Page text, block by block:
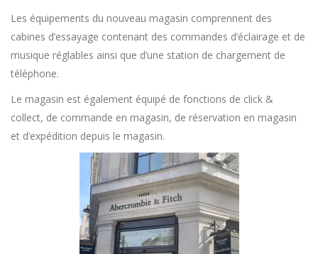
Les équipements du nouveau magasin comprennent des
cabines d’essayage contenant des commandes d’éclairage et de
musique réglables ainsi que d’une station de chargement de
téléphone.
Le magasin est également équipé de fonctions de click &
collect, de commande en magasin, de réservation en magasin
et d’expédition depuis le magasin.